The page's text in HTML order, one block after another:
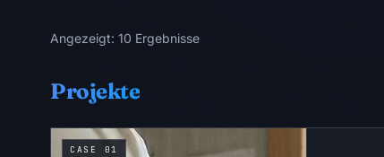
Angezeigt: 10 Ergebnisse
Projekte
CASE 01